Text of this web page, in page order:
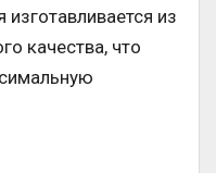
из
качества, что